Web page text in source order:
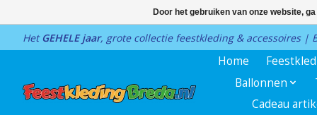
Het GEHELE jaar, grote collectie feestkleding & accessoires
Home
Ballonnen
Cadeau
Door het gebruiken van onze website,